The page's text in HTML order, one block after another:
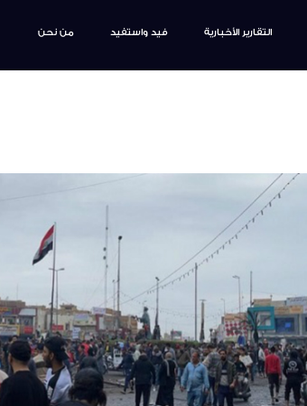
التقارير الأخبارية فيد واستفيد من نحن